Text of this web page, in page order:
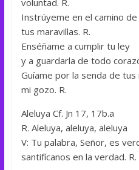
voluntad. R.
Instrúyeme en el camino
tus maravillas. R.
Enséñame a cumplir tu ley
y a guardarla de todo
Guíame por la senda de
mi gozo. R.
Aleluya Cf. Jn 17, 17b.a
R. Aleluya, aleluya, aleluya
V: Tu palabra, Señor, es
santifícanos en la verdad. R.